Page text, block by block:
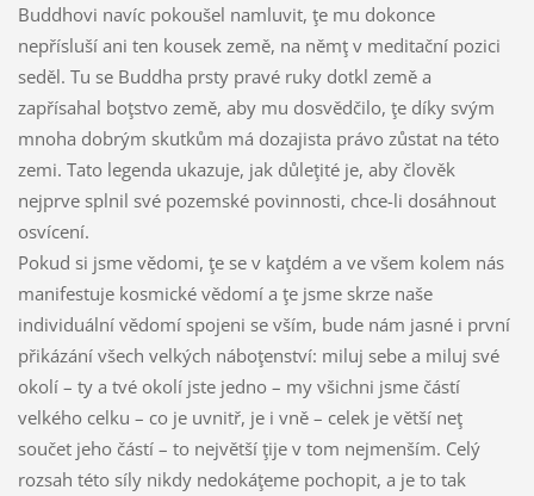
Buddhovi navíc pokoušel namluvit, ţe mu dokonce
nepřísluší ani ten kousek země, na němţ v meditační pozici
seděl. Tu se Buddha prsty pravé ruky dotkl země a
zapřísahal boţstvo země, aby mu dosvědčilo, ţe díky svým
mnoha dobrým skutkům má dozajista právo zůstat na této
zemi. Tato legenda ukazuje, jak důleţité je, aby člověk
nejprve splnil své pozemské povinnosti, chce-li dosáhnout
osvícení.
Pokud si jsme vědomi, ţe se v kaţdém a ve všem kolem nás
manifestuje kosmické vědomí a ţe jsme skrze naše
individuální vědomí spojeni se vším, bude nám jasné i první
přikázání všech velkých náboţenství: miluj sebe a miluj své
okolí – ty a tvé okolí jste jedno – my všichni jsme částí
velkého celku – co je uvnitř, je i vně – celek je větší neţ
součet jeho částí – to největší ţije v tom nejmenším. Celý
rozsah této síly nikdy nedokáţeme pochopit, a je to tak